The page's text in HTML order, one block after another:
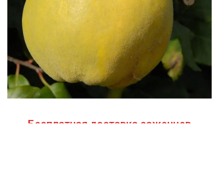
Бесплатная доставка саженцев